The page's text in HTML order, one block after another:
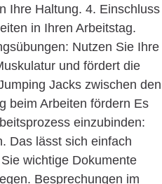
Ihre Haltung. 4. Einschluss
in Ihren Arbeitstag.
Nutzen Sie Ihre
und fördert die
Jacks zwischen den
beim Arbeiten fördern Es
einzubinden:
Das lässt sich einfach
wichtige Dokumente
Besprechungen im